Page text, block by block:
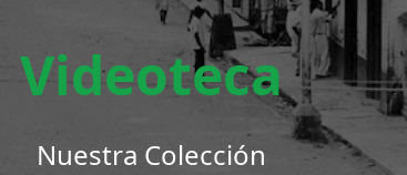
Videoteca
Nuestra Colección